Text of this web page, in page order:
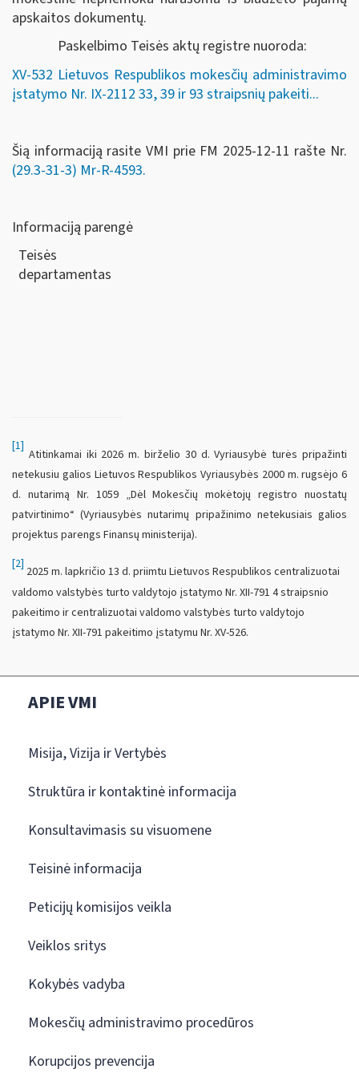
apskaitos dokumentų.
Paskelbimo Teisės aktų registre nuoroda:
XV-532 Lietuvos Respublikos mokesčių administravimo
įstatymo Nr. IX-2112 33, 39 ir 93 straipsnių pakeiti...
Šią informaciją rasite VMI prie FM 2025-12-11 rašte Nr.
(29.3-31-3) Mr-R-4593.
Informaciją parengė
Teisės
[1]
Atitinkamai iki 2026 m. birželio 30 d. Vyriausybė turės pripažinti
netekusiu galios Lietuvos Respublikos Vyriausybės 2000 m. rugsėjo 6
d. nutarimą Nr. 1059 „Dėl Mokesčių mokėtojų registro nuostatų
patvirtinimo“ (Vyriausybės nutarimų pripažinimo netekusiais galios
projektus parengs Finansų ministerija).
[2]
2025 m. lapkričio 13 d. priimtu Lietuvos Respublikos centralizuotai
valdomo valstybės turto valdytojo įstatymo Nr. XII-791 4 straipsnio
pakeitimo ir centralizuotai valdomo valstybės turto valdytojo
įstatymo Nr. XII-791 pakeitimo įstatymu Nr. XV-526.
APIE VMI
Misija, Vizija ir Vertybės
Struktūra ir kontaktinė informacija
Konsultavimasis su visuomene
Teisinė informacija
Peticijų komisijos veikla
Veiklos sritys
Kokybės vadyba
Mokesčių administravimo procedūros
Korupcijos prevencija